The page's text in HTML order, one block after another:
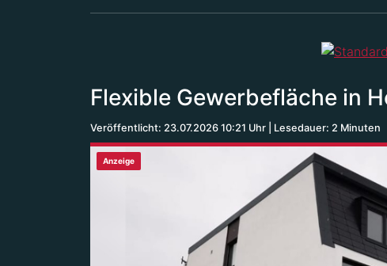
Flexible Gewerbefläche in
Veröffentlicht: 23.07.2026 10:21 Uhr Lesedauer: 2 Minuten
Anzeige